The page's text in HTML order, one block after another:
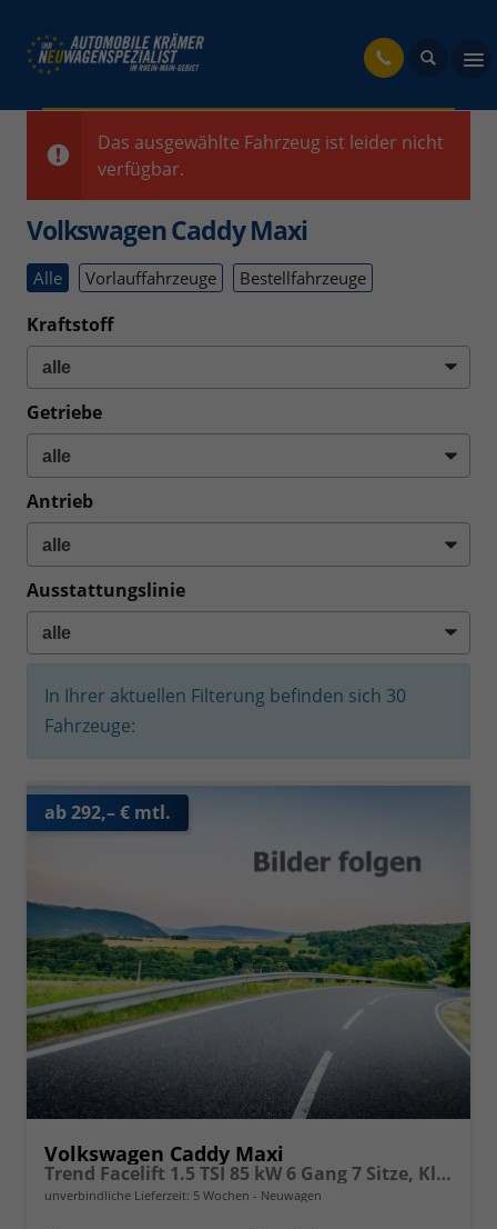
Das ausgewählte Fahrzeug ist leider nicht
verfügbar.
Volkswagen Caddy Maxi
Alle Vorlauffahrzeuge Bestellfahrzeuge
Kraftstoff
Getriebe
Antrieb
Ausstattungslinie
In Ihrer aktuellen Filterung befinden sich 30
Fahrzeuge:
ab 292,– € mtl.
Volkswagen Caddy Maxi
Trend Facelift 1.5 TSI 85 kW 6 Gang 7 Sitze, Klimautomatik, Zuziehhilfe für Schiebetüren u. Heckklppe, App Connevt, Digital Cockpit PRO, PDC v+h, Full Assistenzsysteme, Radio, Navigationsvorbereitung
unverbindliche Lieferzeit: 5 Wochen Neuwagen